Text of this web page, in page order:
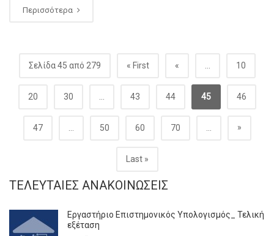
Περισσότερα
Σελίδα 45 από 279 « First « 10
20 30 43 44 45 46
47 50 60 70 »
Last »
ΤΕΛΕΥΤΑΊΕΣ ΑΝΑΚΟΙΝΏΣΕΙΣ
Εργαστήριο Επιστημονικός Υπολογισμός_ Τελική
εξέταση